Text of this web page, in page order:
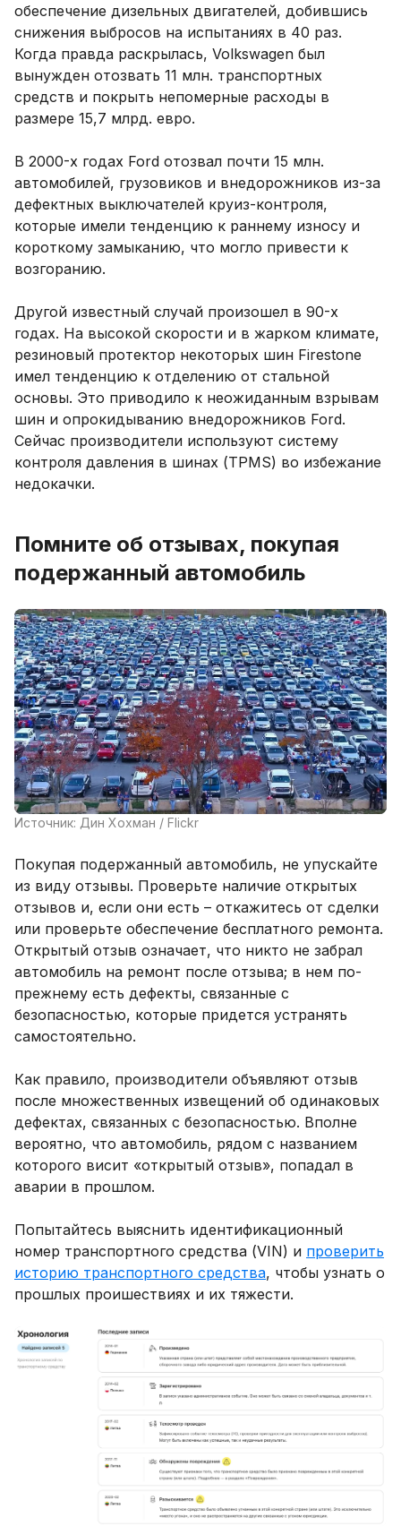
обеспечение дизельных двигателей, добившись
снижения выбросов на испытаниях в 40 раз.
Когда правда раскрылась, Volkswagen был
вынужден отозвать 11 млн. транспортных
средств и покрыть непомерные расходы в
размере 15,7 млрд. евро.
В 2000-х годах Ford отозвал почти 15 млн.
автомобилей, грузовиков и внедорожников из-за
дефектных выключателей круиз-контроля,
которые имели тенденцию к раннему износу и
короткому замыканию, что могло привести к
возгоранию.
Другой известный случай произошел в 90-х
годах. На высокой скорости и в жарком климате,
резиновый протектор некоторых шин Firestone
имел тенденцию к отделению от стальной
основы. Это приводило к неожиданным взрывам
шин и опрокидыванию внедорожников Ford.
Сейчас производители используют систему
контроля давления в шинах (TPMS) во избежание
недокачки.
Помните об отзывах, покупая
подержанный автомобиль
Источник: Дин Хохман / Flickr
Покупая подержанный автомобиль, не упускайте
из виду отзывы. Проверьте наличие открытых
отзывов и, если они есть – откажитесь от сделки
или проверьте обеспечение бесплатного ремонта.
Открытый отзыв означает, что никто не забрал
автомобиль на ремонт после отзыва; в нем по-
прежнему есть дефекты, связанные с
безопасностью, которые придется устранять
самостоятельно.
Как правило, производители объявляют отзыв
после множественных извещений об одинаковых
дефектах, связанных с безопасностью. Вполне
вероятно, что автомобиль, рядом с названием
которого висит «открытый отзыв», попадал в
аварии в прошлом.
Попытайтесь выяснить идентификационный
номер транспортного средства (VIN) и проверить
историю транспортного средства, чтобы узнать о
прошлых проишествиях и их тяжести.